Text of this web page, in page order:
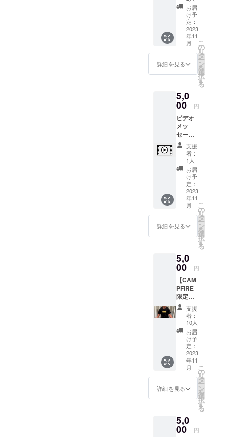
ますの
で、備
考欄に
お名前
をご記
載くだ
さい。
（本
ム、ど
ちらで
ませ
ん）
式開校
時の体
験参加
チケッ
ト（1回
分）を
提供い
たしま
す。 1
ムのプ
ログラ
ムを体
験いた
だけま
す。 ※
成城学
園前の
スクー
ルにご
来校い
ただけ
る方が
対象で
す。 ※
電子チ
ケット
ますの
で、当
面をご
提示く
ださ
い。 ※
有効期
限：
2023年
11月〜
2024年
お届
け予
定：
2023
年11
月
詳細を見る
こ
の
リ
タ
ー
ン
を
選
択
す
る
5,0
00 円
ビデオ
メッ
セージ
で、お
礼の
メッ
セージ
をお送
りいた
しま
す。 お
一人お
一人に
対し
て、心
を撮ら
せてい
ただき
ます。
※動画の
中でお
名前を
お呼び
いたし
ますの
で、備
考欄に
お名前
をご記
載くだ
さい。
（本
ム、ど
ちらで
支援
者：
1人
お届
け予
定：
2023
年11
月
詳細を見る
こ
の
リ
タ
ー
ン
を
選
択
す
る
5,0
00 円
【CAM
PFIRE
限定】
ジロジ
ムのロ
ゴ入りT
シャツ
を提供
いたし
ます。
※必ずご
希望の
サイズ
をお選
びくだ
支援
者：
10人
お届
け予
定：
2023
年11
月
詳細を見る
こ
の
リ
タ
ー
ン
を
選
択
す
る
5,0
00 円